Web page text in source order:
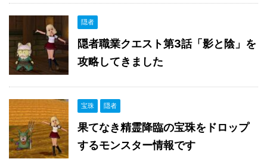
隠者
隠者職業クエスト第3話「影と陰」を
攻略してきました
宝珠 隠者
果てなき精霊降臨の宝珠をドロップ
するモンスター情報です